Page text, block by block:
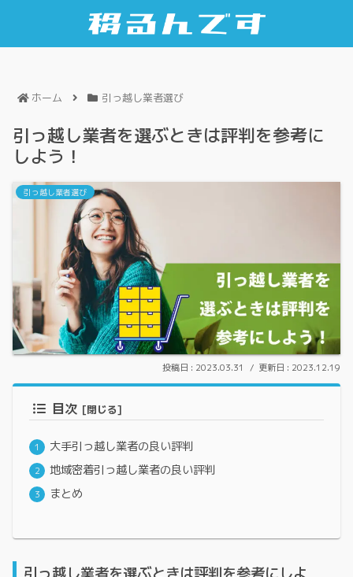
ホーム 引っ越し業者選び
引っ越し業者を選ぶときは評判を参考に
しよう！
引っ越し業者選び
2023.03.31 2023.12.19
目次
大手引っ越し業者の良い評判
地域密着引っ越し業者の良い評判
まとめ